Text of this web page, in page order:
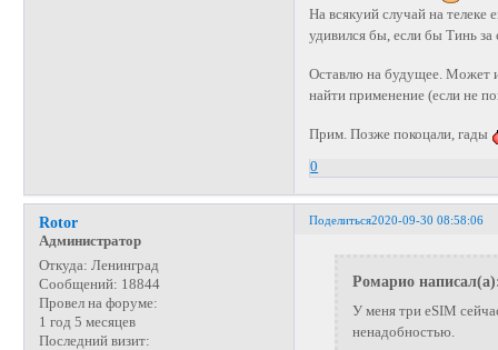
На всякуий случай на
удивился бы, если бы Тинь
Оставлю на будущее. Может
найти применение (если не
Прим. Позже покоцали, гады
0
Поделиться2020-09-30 08:58:06
Rotor
Администратор
Откуда: Ленинград
Сообщений: 18844
Провел на форуме:
1 год 5 месяцев
Последний визит:
Ромарио
У меня три eSIM
ненадобностью.